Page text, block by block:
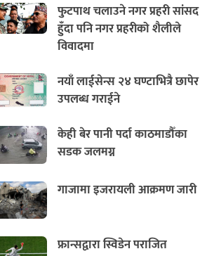
फुटपाथ चलाउने नगर प्रहरी सांसद
हुँदा पनि नगर प्रहरीको शैलीले
विवादमा
नयाँ लाईसेन्स २४ घण्टाभित्रै छापेर
उपलब्ध गराईने
केही बेर पानी पर्दा काठमाडौँका
सडक जलमग्न
गाजामा इजरायली आक्रमण जारी
फ्रान्सद्वारा स्विडेन पराजित